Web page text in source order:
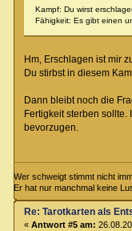
Kampf: Du wirst
Fähigkeit: Es gibt einen
Hm, Erschlagen ist mir
Du stirbst in diesem
Dann bleibt noch die
Fertigkeit sterben sollte.
bevorzugen.
Wer schweigt stimmt nicht
Er hat nur manchmal keine
Re: Tarotkarten als
« Antwort #5 am: